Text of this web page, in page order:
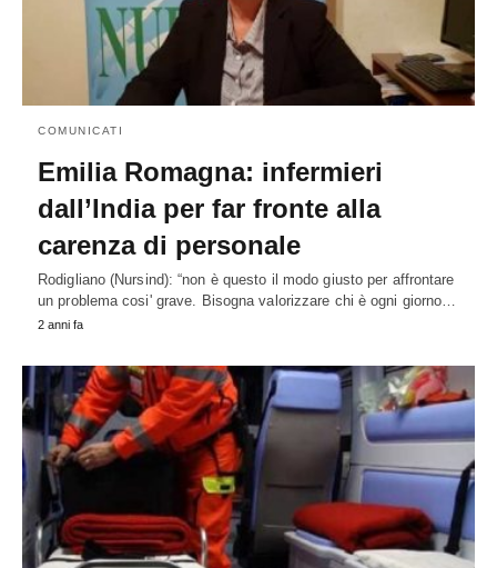
COMUNICATI
Emilia Romagna: infermieri
dall’India per far fronte alla
carenza di personale
Rodigliano (Nursind): “non è questo il modo giusto per affrontare
un problema cosi' grave. Bisogna valorizzare chi è ogni giorno…
2 anni fa